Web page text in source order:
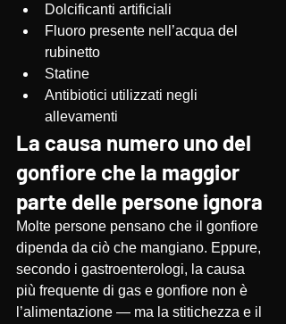
Dolcificanti artificiali
Fluoro presente nell’acqua del
rubinetto
Statine
Antibiotici utilizzati negli
allevamenti
La causa numero uno del
gonfiore che la maggior
parte delle persone ignora
Molte persone pensano che il gonfiore
dipenda da ciò che mangiano. Eppure,
secondo i gastroenterologi, la causa
più frequente di gas e gonfiore non è
l’alimentazione — ma la stitichezza e il